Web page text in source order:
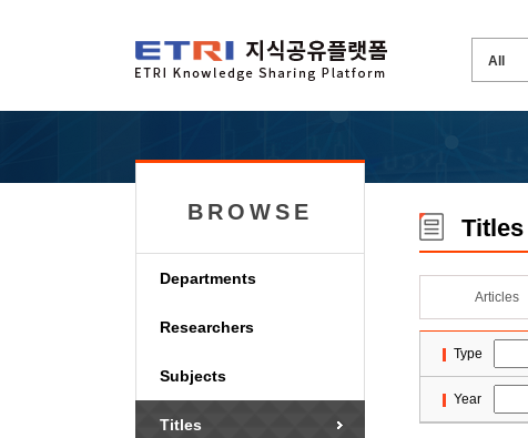
BROWSE
Departments
Researchers
Subjects
Titles
Titles
Articles
Type
Year